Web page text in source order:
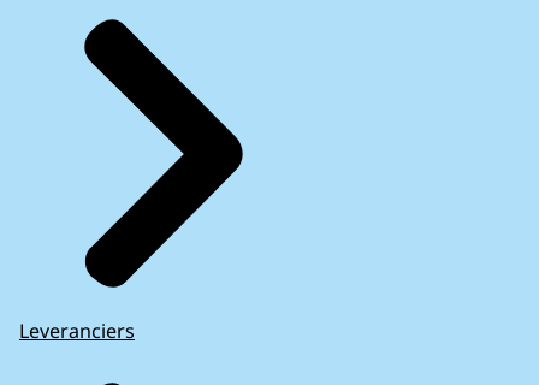
Leveranciers